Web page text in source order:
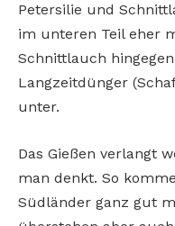
Petersilie und
im unteren Teil eher
Schnittlauch
Langzeitdünger
unter.
Das Gießen verlangt
man denkt. So
Südländer ganz gut